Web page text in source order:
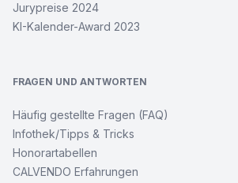
Jurypreise 2024
KI-Kalender-Award 2023
FRAGEN UND ANTWORTEN
Häufig gestellte Fragen (FAQ)
Infothek/Tipps & Tricks
Honorartabellen
CALVENDO Erfahrungen